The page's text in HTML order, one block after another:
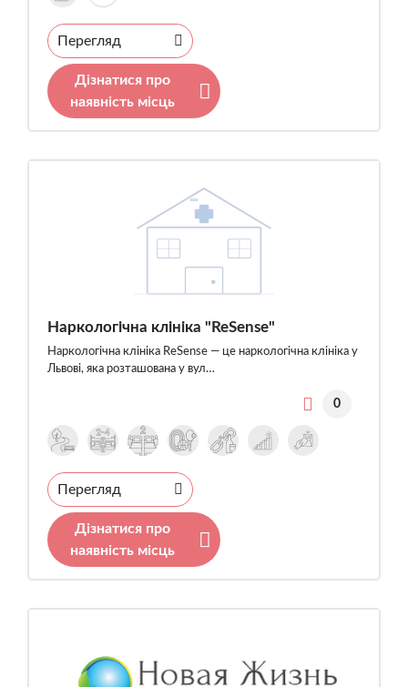
Перегляд
Дізнатися про
наявність місць
Наркологічна клініка "ReSense"
Наркологічна клініка ReSense — це наркологічна клініка у
Львові, яка розташована у вул…
0
Перегляд
Дізнатися про
наявність місць